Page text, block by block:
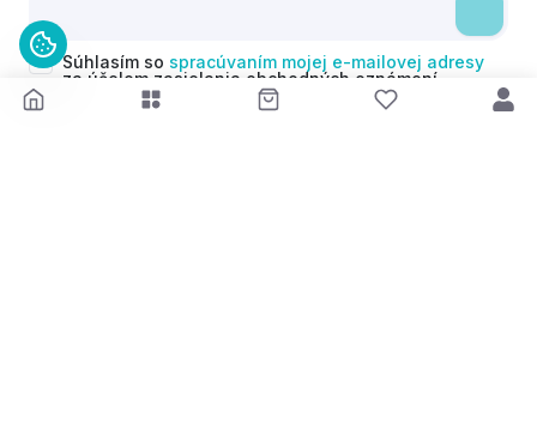
Súhlasím so spracúvaním mojej e-mailovej adresy
za účelom zasielania obchodných oznámení
(newsletterov) v súlade s čl. 6 ods. 1 písm. a)
Nariadenia GDPR. Svoj súhlas môžem kedykoľvek